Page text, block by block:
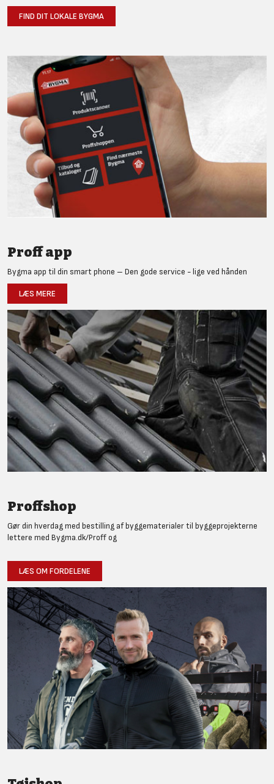
FIND DIT LOKALE BYGMA
Proff app
Bygma app til din smart phone – Den gode service - lige ved hånden
LÆS MERE
Proffshop
Gør din hverdag med bestilling af byggematerialer til byggeprojekterne
lettere med Bygma.dk/Proff og
LÆS OM FORDELENE